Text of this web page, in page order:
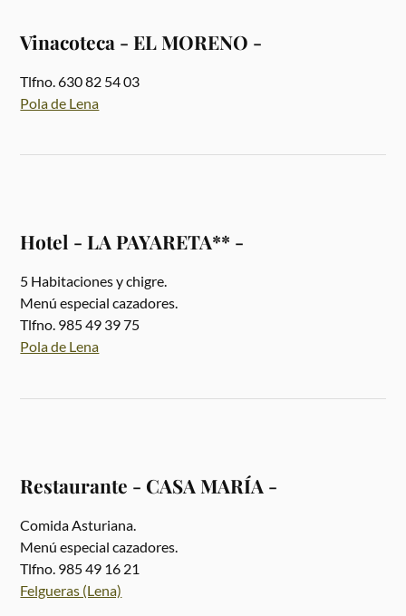
Vinacoteca - EL MORENO -
Tlfno. 630 82 54 03
Pola de Lena
Hotel - LA PAYARETA** -
5 Habitaciones y chigre.
Menú especial cazadores.
Tlfno. 985 49 39 75
Pola de Lena
Restaurante - CASA MARÍA -
Comida Asturiana.
Menú especial cazadores.
Tlfno. 985 49 16 21
Felgueras (Lena)